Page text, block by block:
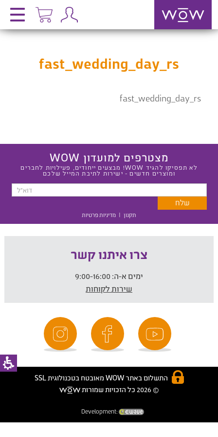
fast_wedding_day_rs
fast_wedding_day_rs
מצטרפים למועדון WOW
לא תפסיקו להגיד WOW! מבצעים ייחודים, פעילויות לחברים
ומוצרים חדשים - ישירות לתיבת המייל שלכם
תקנון | מדיניות פרטיות
צרו איתנו קשר
ימים א-ה:
שירות לקוחות
התשלום באתר WOW מאובטח בטכנולוגית SSL
© 2026 כל הזכויות שמורות
Development: